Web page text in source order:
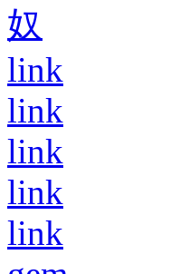
奴
link
link
link
link
link